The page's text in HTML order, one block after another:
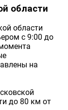
области
области
с 9:00 до
на
до 80 км от